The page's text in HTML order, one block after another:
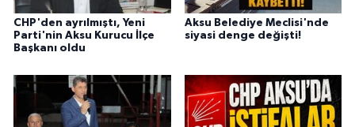
CHP'den ayrılmıştı, Yeni
Parti'nin Aksu Kurucu İlçe
Başkanı oldu
Aksu Belediye Meclisi'nde
siyasi denge değişti!